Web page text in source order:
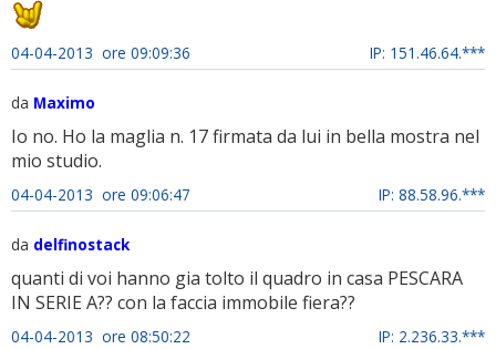
04-04-2013 ore 09:09:36 IP: 151.46.64.***
da Maximo
Io no. Ho la maglia n. 17 firmata da lui in bella mostra nel
mio studio.
04-04-2013 ore 09:06:47 IP: 88.58.96.***
da delfinostack
quanti di voi hanno gia tolto il quadro in casa PESCARA
IN SERIE A?? con la faccia immobile fiera??
04-04-2013 ore 08:50:22 IP: 2.236.33.***